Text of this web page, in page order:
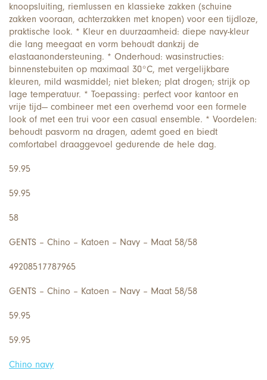
knoopsluiting, riemlussen en klassieke zakken (schuine
zakken vooraan, achterzakken met knopen) voor een tijdloze,
praktische look. * Kleur en duurzaamheid: diepe navy-kleur
die lang meegaat en vorm behoudt dankzij de
elastaanondersteuning. * Onderhoud: wasinstructies:
binnenstebuiten op maximaal 30°C, met vergelijkbare
kleuren, mild wasmiddel; niet bleken; plat drogen; strijk op
lage temperatuur. * Toepassing: perfect voor kantoor en
vrije tijd— combineer met een overhemd voor een formele
look of met een trui voor een casual ensemble. * Voordelen:
behoudt pasvorm na dragen, ademt goed en biedt
comfortabel draaggevoel gedurende de hele dag.
59.95
59.95
58
GENTS – Chino – Katoen – Navy – Maat 58/58
49208517787965
GENTS – Chino – Katoen – Navy – Maat 58/58
59.95
59.95
Chino navy